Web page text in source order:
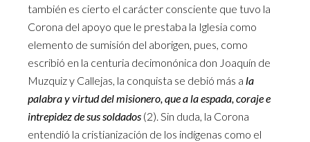
también es cierto el carácter consciente que tuvo la
Corona del apoyo que le prestaba la Iglesia como
elemento de sumisión del aborigen, pues, como
escribió en la centuria decimonónica don Joaquín de
Muzquiz y Callejas, la conquista se debió más a la
palabra y virtud del misionero, que a la espada, coraje e
intrepidez de sus soldados (2). Sin duda, la Corona
entendió la cristianización de los indígenas como el